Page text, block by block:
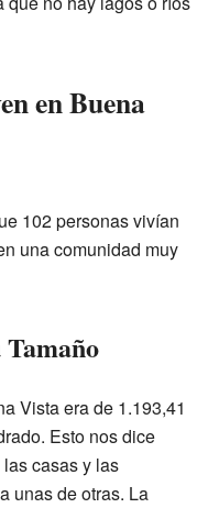
en Buena
102 personas vivían
una comunidad muy
Vista era de 1.193,41
Esto nos dice
casas y las
unas de otras. La